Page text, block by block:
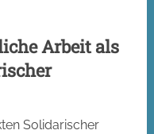
Arbeit als
Solidarischer